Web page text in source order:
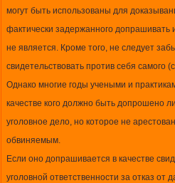
могут быть использованы для
фактически задержанного допрашивать
не является. Кроме того, не следует
свидетельствовать против себя самого
Однако многие годы учеными и
качестве кого должно быть допрошено
уголовное дело, но которое не
обвиняемым.
Если оно допрашивается в качестве
уголовной ответственности за отказ от